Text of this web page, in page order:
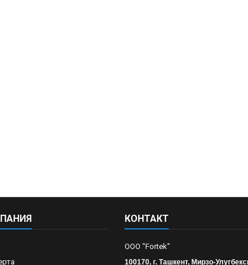
КОНТАКТ
OOO "Fortek"
100170, г. Ташкент, Мирзо-